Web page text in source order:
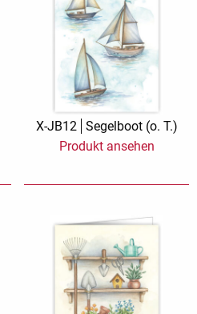
X-JB12
Segelboot (o. T.)
Produkt ansehen